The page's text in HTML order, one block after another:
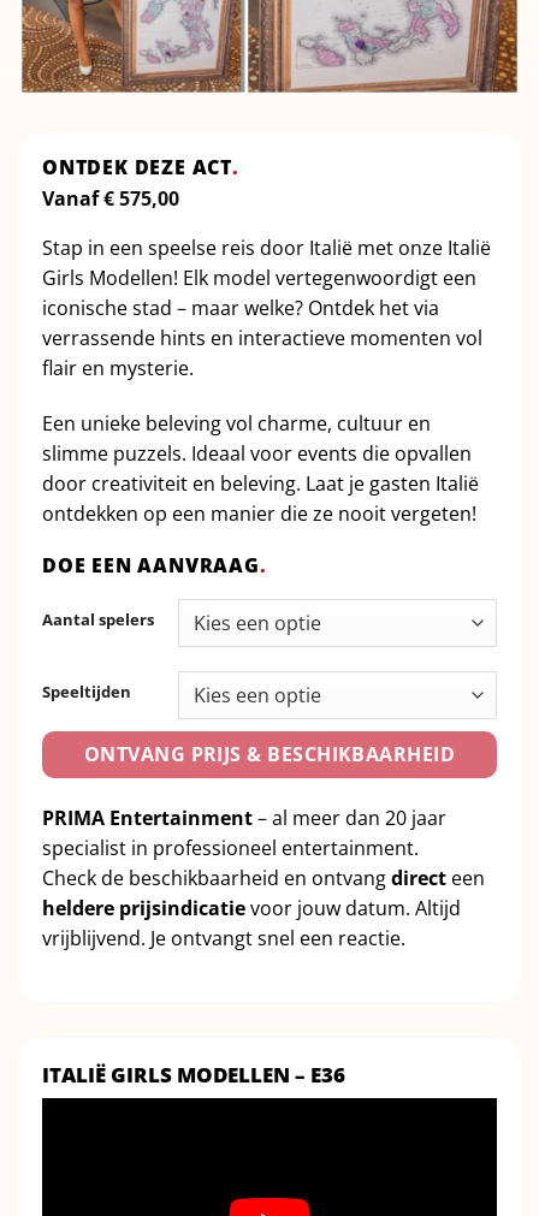
ONTDEK DEZE ACT.
Vanaf€575,00
Stap in een speelse reis door Italië met onze Italië
Girls Modellen! Elk model vertegenwoordigt een
iconische stad – maar welke? Ontdek het via
verrassende hints en interactieve momenten vol
flair en mysterie.
Een unieke beleving vol charme, cultuur en
slimme puzzels. Ideaal voor events die opvallen
door creativiteit en beleving. Laat je gasten Italië
ontdekken op een manier die ze nooit vergeten!
DOE EEN AANVRAAG.
Aantal spelers
Speeltijden
ONTVANG PRIJS & BESCHIKBAARHEID
PRIMA Entertainment– al meer dan 20 jaar
specialist in professioneel entertainment.
Check de beschikbaarheid en ontvangdirect een
heldere prijsindicatievoor jouw datum. Altijd
vrijblijvend. Je ontvangt snel een reactie.
ITALIË GIRLS MODELLEN – E36